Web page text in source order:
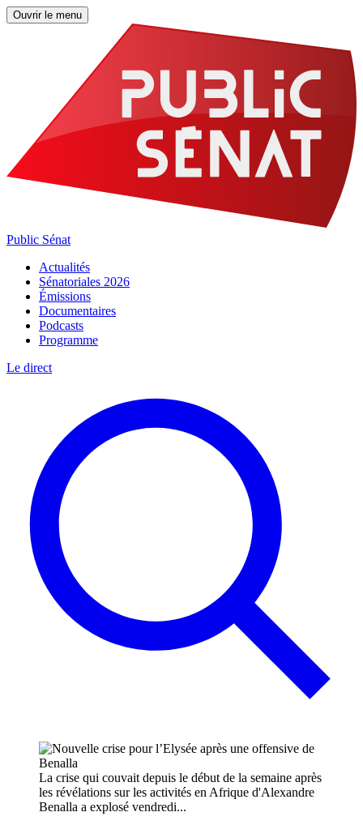
Ouvrir le menu
Public Sénat
Actualités
Sénatoriales 2026
Émissions
Documentaires
Podcasts
Programme
Le direct
La crise qui couvait depuis le début de la semaine après
les révélations sur les activités en Afrique d'Alexandre
Benalla a explosé vendredi...